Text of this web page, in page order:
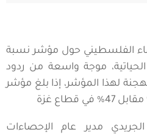
الفلسطيني حول مؤشر نسبة
موجة واسعة من ردود
لهذا المؤشر، إذا بلغ مؤشر
مدير عام الإحصاءات